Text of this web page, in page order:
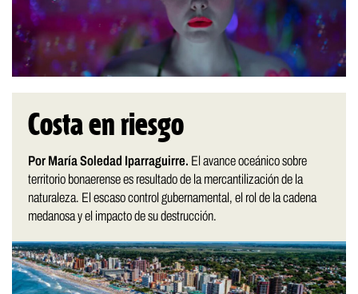
Costa en riesgo
Por María Soledad Iparraguirre. El avance oceánico sobre
territorio bonaerense es resultado de la mercantilización de la
naturaleza. El escaso control gubernamental, el rol de la cadena
medanosa y el impacto de su destrucción.